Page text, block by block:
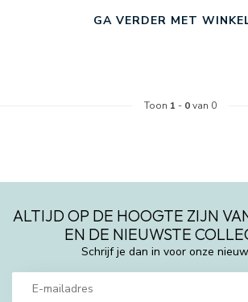
GA VERDER MET
Toon 1 - 0van 0
ALTIJD OP DE HOOGTE ZIJN
EN DE NIEUWSTE
Schrijf je dan in voor onze